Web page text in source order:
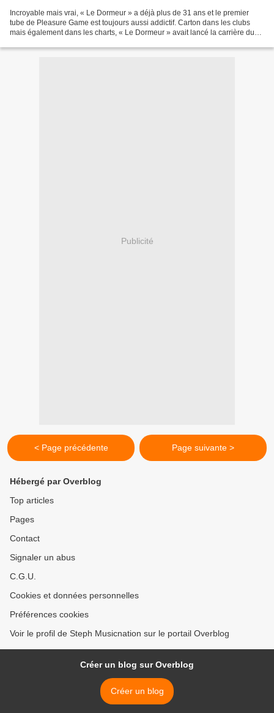
Incroyable mais vrai, « Le Dormeur » a déjà plus de 31 ans et le premier
tube de Pleasure Game est toujours aussi addictif. Carton dans les clubs
mais également dans les charts, « Le Dormeur » avait lancé la carrière du
Publicité
< Page précédente Page suivante >
Hébergé par Overblog
Top articles
Pages
Contact
Signaler un abus
C.G.U.
Cookies et données personnelles
Préférences cookies
Voir le profil de Steph Musicnation sur le portail Overblog
Créer un blog sur Overblog
Créer un blog